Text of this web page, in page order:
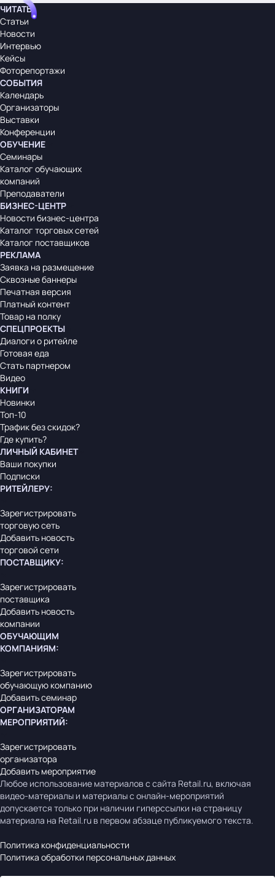
ЧИТАТЬ
Статьи
Новости
Интервью
Кейсы
Фоторепортажи
СОБЫТИЯ
Календарь
Организаторы
Выставки
Конференции
ОБУЧЕНИЕ
Семинары
Каталог обучающих
компаний
Преподаватели
БИЗНЕС-ЦЕНТР
Новости бизнес-центра
Каталог торговых сетей
Каталог поставщиков
РЕКЛАМА
Заявка на размещение
Сквозные баннеры
Печатная версия
Платный контент
Товар на полку
СПЕЦПРОЕКТЫ
Диалоги о ритейле
Готовая еда
Стать партнером
Видео
КНИГИ
Новинки
Топ-10
Трафик без скидок?
Где купить?
ЛИЧНЫЙ КАБИНЕТ
Ваши покупки
Подписки
РИТЕЙЛЕРУ:
Зарегистрировать
торговую сеть
Добавить новость
торговой сети
ПОСТАВЩИКУ:
Зарегистрировать
поставщика
Добавить новость
компании
ОБУЧАЮЩИМ
КОМПАНИЯМ:
Зарегистрировать
обучающую компанию
Добавить семинар
ОРГАНИЗАТОРАМ
МЕРОПРИЯТИЙ:
Зарегистрировать
организатора
Добавить мероприятие
Любое использование материалов с сайта Retail.ru, включая
видео-материалы и материалы с онлайн-мероприятий
допускается только при наличии гиперссылки на страницу
материала на Retail.ru в первом абзаце публикуемого текста.
Политика конфиденциальности
Политика обработки персональных данных